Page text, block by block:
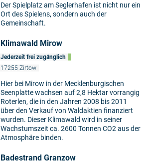
Der Spielplatz am Seglerhafen ist nicht nur ein
Ort des Spielens, sondern auch der
Gemeinschaft.
Klimawald Mirow
Jederzeit frei zugänglich
17255 Zirtow
Hier bei Mirow in der Mecklenburgischen
Seenplatte wachsen auf 2,8 Hektar vorrangig
Roterlen, die in den Jahren 2008 bis 2011
über den Verkauf von Waldaktien finanziert
wurden. Dieser Klimawald wird in seiner
Wachstumszeit ca. 2600 Tonnen CO2 aus der
Atmosphäre binden.
Badestrand Granzow